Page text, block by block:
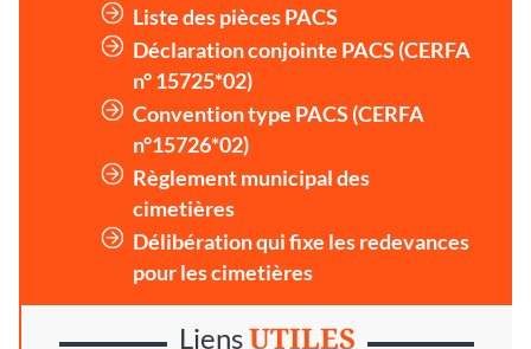
Liste des pièces PACS
Déclaration conjointe PACS (CERFA
n° 15725*02)
Convention type PACS (CERFA
n°15726*02)
Règlement municipal des
cimetières
Délibération qui fixe les redevances
pour les cimetières
LiensUTILES